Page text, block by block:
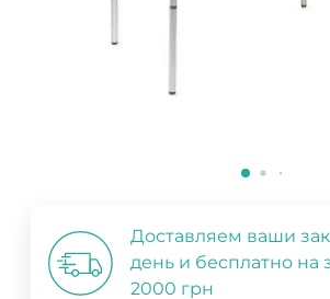
Доставляем ваши
день и бесплатно на
2000 грн